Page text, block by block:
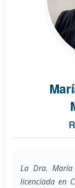
La Dra. María
licenciada en